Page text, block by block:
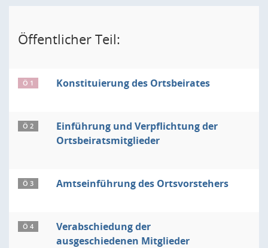
Öffentlicher Teil:
Ö 1 Konstituierung des Ortsbeirates
Ö 2
Einführung und Verpflichtung der
Ortsbeiratsmitglieder
Ö 3 Amtseinführung des Ortsvorstehers
Ö 4
Verabschiedung der
ausgeschiedenen Mitglieder